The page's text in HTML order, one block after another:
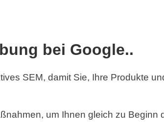
bei Google..
SEM, damit Sie, Ihre Produkte
um Ihnen gleich zu Beginn